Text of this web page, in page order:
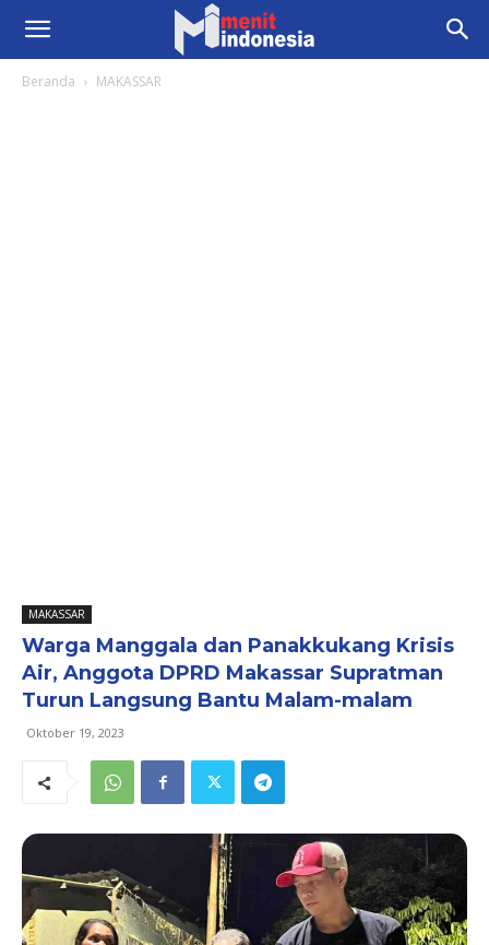
Beranda MAKASSAR
MAKASSAR
Warga Manggala dan Panakkukang Krisis
Air, Anggota DPRD Makassar Supratman
Turun Langsung Bantu Malam-malam
Oktober 19, 2023